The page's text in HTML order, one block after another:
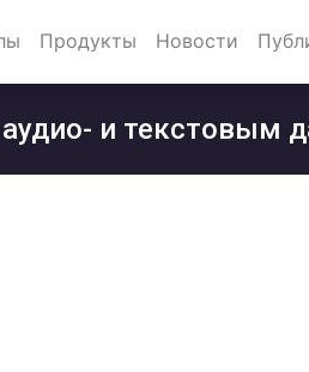
Продукты Новости
аудио- и текстовым